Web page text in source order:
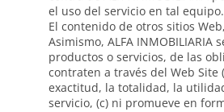
el uso del servicio en tal equipo.
El contenido de otros sitios
Asimismo, ALFA
productos o servicios, de las
contraten a través del Web
exactitud, la totalidad, la
servicio, (c) ni promueve en